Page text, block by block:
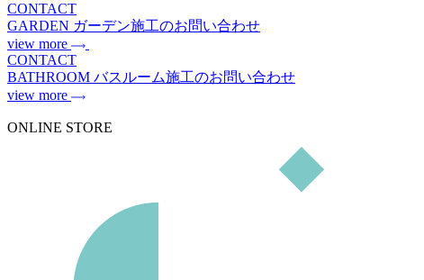
CONTACT
GARDEN ガーデン施工のお問い合わせ
view more
CONTACT
BATHROOM バスルーム施工のお問い合わせ
view more
ONLINE STORE